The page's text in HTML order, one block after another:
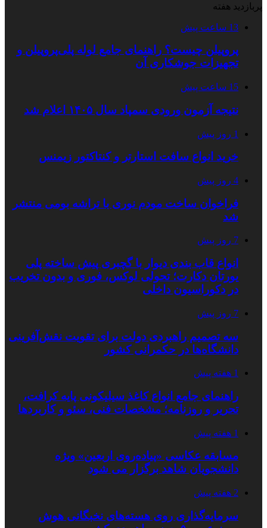
پربازدید هفته
13 ساعت پیش
پروپیلن چیست؟ راهنمای جامع لوله پلی‌پروپیلن و
تجهیزات جوشکاری آن
15 ساعت پیش
نتیجه آزمون ورودی سمپاد سال ۱۴۰۵ اعلام شد
1 روز پیش
خرید انواع سافت استارتر و کنتاکتور زیمنس
4 روز پیش
فراخوان ساخت مودم نوری با تراشه بومی منتشر
شد
7 روز پیش
انواع قاب بندی دیوار با گچبری پیش ساخته پلی
یورتان دکارت؛ تحولی لوکس، فوری و بدون تخریب
در دکوراسیون داخلی
7 روز پیش
سه تصمیم راهبردی دولت برای تقویت نقش‌آفرینی
دانشگاه‌ها در حکمرانی کشور
1 هفته پیش
راهنمای جامع انواع کاغذ سیلیکونی پایه کرافت،
تحریر و روزنامه؛ مشخصات فنی، سئو و کاربردها
1 هفته پیش
مسابقه عکاسی «پیاده‌روی اربعین» ویژه
دانشجویان شاهد برگزار می شود
2 هفته پیش
سرمایه‌گذاری روی هسته‌های نخبگانی هوش